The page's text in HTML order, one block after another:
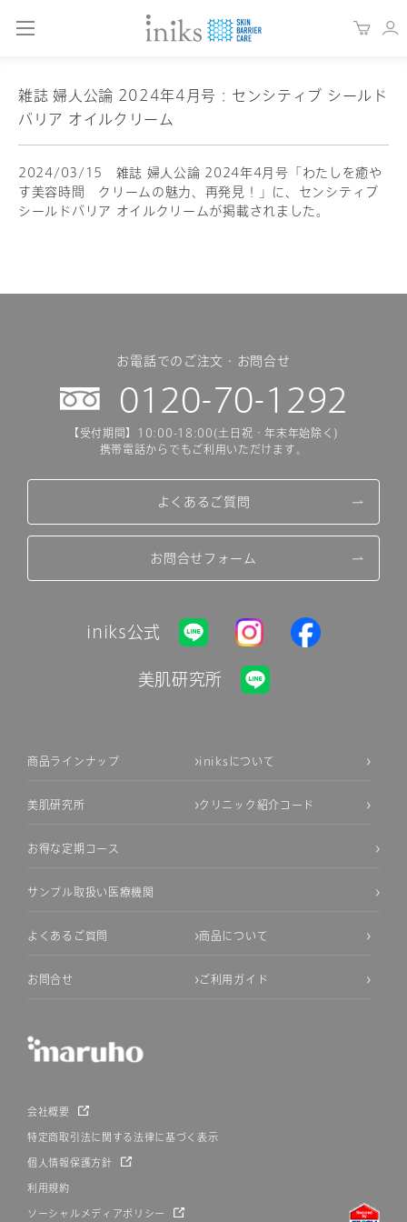
雑誌 婦人公論 2024年4月号：センシティブ シールド
バリア オイルクリーム
2024/03/15 雑誌 婦人公論 2024年4月号「わたしを癒や
す美容時間 クリームの魅力、再発見！」に、センシティブ
シールドバリア オイルクリームが掲載されました。
お電話でのご注文・お問合せ
0120-70-1292
【受付期間】10:00-18:00(土日祝・年末年始除く)
携帯電話からでもご利用いただけます。
よくあるご質問
お問合せフォーム
iniks公式
美肌研究所
商品ラインナップ iniksについて
美肌研究所 クリニック紹介コード
お得な定期コース
サンプル取扱い医療機関
よくあるご質問 商品について
お問合せ ご利用ガイド
会社概要
特定商取引法に関する法律に基づく表示
個人情報保護方針
利用規約
ソーシャルメディアポリシー